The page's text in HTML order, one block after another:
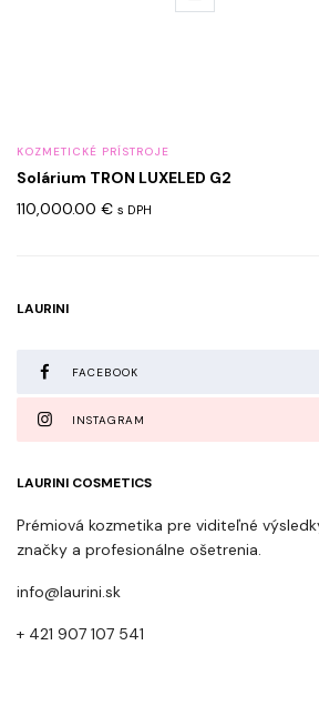
KOZMETICKÉ PRÍSTROJE
Solárium TRON LUXELED G2
110,000.00 € s DPH
LAURINI
FACEBOOK
INSTAGRAM
LAURINI COSMETICS
Prémiová kozmetika pre viditeľné
značky a profesionálne ošetrenia.
info@laurini.sk
+ 421 907 107 541